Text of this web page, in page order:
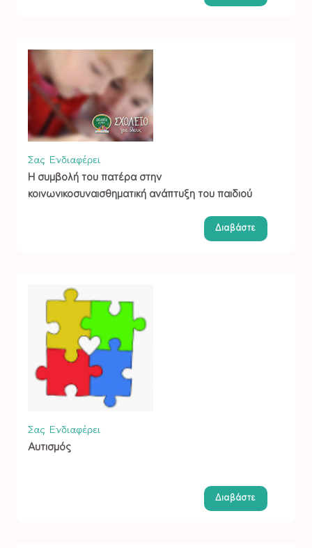
Σας Ενδιαφέρει
Η συμβολή του πατέρα στην
κοινωνικοσυναισθηματική ανάπτυξη του παιδιού
Διαβάστε
Σας Ενδιαφέρει
Αυτισμός
Διαβάστε